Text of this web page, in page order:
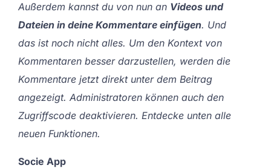
Außerdem kannst du von nun an Videos und
Dateien in deine Kommentare einfügen. Und
das ist noch nicht alles. Um den Kontext von
Kommentaren besser darzustellen, werden die
Kommentare jetzt direkt unter dem Beitrag
angezeigt. Administratoren können auch den
Zugriffscode deaktivieren. Entdecke unten alle
neuen Funktionen.
Socie App